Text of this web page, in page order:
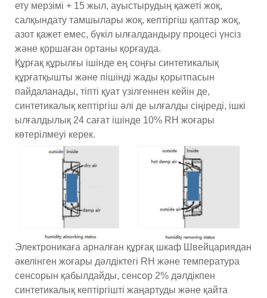
ету мерзімі + 15 жыл, ауыстырудың қажеті жоқ,
салқындату тамшылары жоқ, кептіргіш қаптар жоқ,
азот қажет емес, бүкіл ылғалдандыру процесі үнсіз
және қоршаған ортаны қорғауда.
Құрғақ құрылғы ішінде ең соңғы синтетикалық
құрғатқышты және пішінді жады қорытпасын
пайдаланады, тіпті қуат үзілгеннен кейін де,
синтетикалық кептіргіш әлі де ылғалды сіңіреді, ішкі
ылғалдылық 24 сағат ішінде 10% RH жоғары
көтерілмеуі керек.
Электроникаға арналған құрғақ шкаф Швейцариядан
әкелінген жоғары дәлдіктегі RH және температура
сенсорын қабылдайды, сенсор 2% дәлдікпен
синтетикалық кептіргішті жаңартуды және қайта